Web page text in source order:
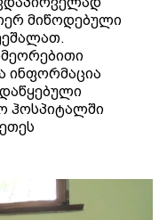
მიწოდებული
ინფორმაცია
ჰოსპიტალში